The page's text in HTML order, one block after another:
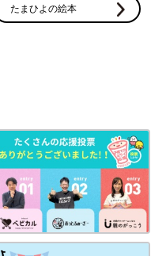
たまひよの絵本